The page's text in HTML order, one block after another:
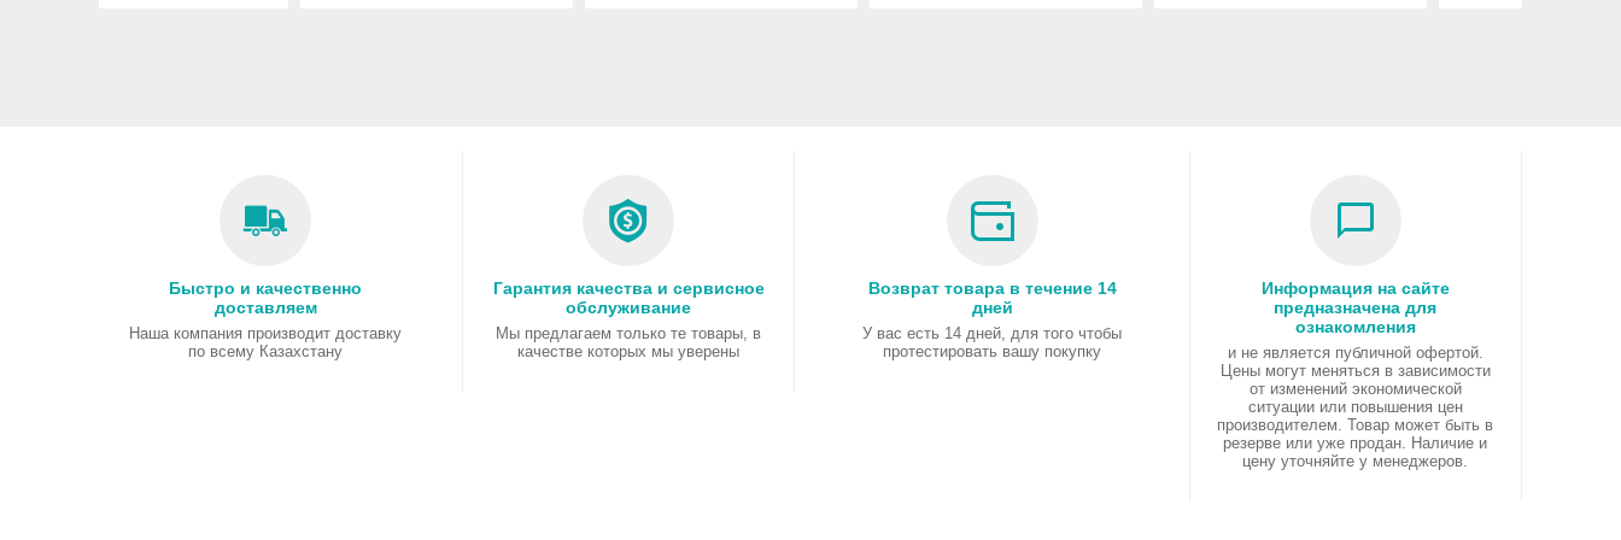
Быстро и качественно
доставляем
Наша компания производит доставку
по всему Казахстану
Гарантия качества и сервисное
обслуживание
Мы предлагаем только те товары, в
качестве которых мы уверены
Возврат товара в течение 14
дней
У вас есть 14 дней, для того чтобы
протестировать вашу покупку
Информация на сайте
предназначена для
ознакомления
и не является публичной офертой.
Цены могут меняться в зависимости
от изменений экономической
ситуации или повышения цен
производителем. Товар может быть в
резерве или уже продан. Наличие и
цену уточняйте у менеджеров.